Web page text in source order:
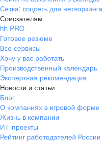
Сетка: соцсеть для нетворкинга
Соискателям
hh PRO
Готовое резюме
Все сервисы
Хочу у вас работать
Производственный календарь
Экспертная рекомендация
Новости и статьи
Блог
О компаниях в игровой форме
Жизнь в компании
ИТ-проекты
Рейтинг работодателей России